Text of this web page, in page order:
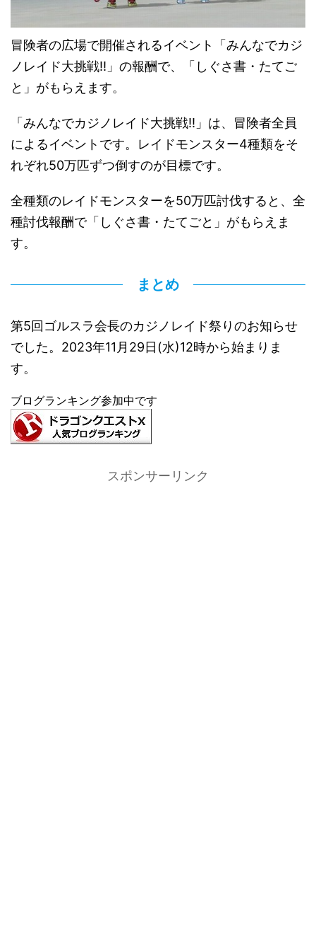
冒険者の広場で開催されるイベント「みんなでカジ
ノレイド大挑戦!!」の報酬で、「しぐさ書・たてご
と」がもらえます。
「みんなでカジノレイド大挑戦!!」は、冒険者全員
によるイベントです。レイドモンスター4種類をそ
れぞれ50万匹ずつ倒すのが目標です。
全種類のレイドモンスターを50万匹討伐すると、全
種討伐報酬で「しぐさ書・たてごと」がもらえま
す。
まとめ
第5回ゴルスラ会長のカジノレイド祭りのお知らせ
でした。2023年11月29日(水)12時から始まりま
す。
ブログランキング参加中です
スポンサーリンク